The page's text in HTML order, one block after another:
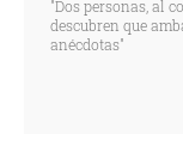
"Dos personas, al
descubren que
anécdotas"